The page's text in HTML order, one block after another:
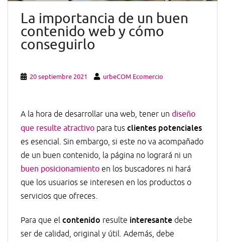
La importancia de un buen
contenido web y cómo
conseguirlo
20 septiembre 2021 urbeCOM Ecomercio
A la hora de desarrollar una web, tener un diseño
que resulte atractivo para tus clientes potenciales
es esencial. Sin embargo, si este no va acompañado
de un buen contenido, la página no logrará ni un
buen posicionamiento en los buscadores ni hará
que los usuarios se interesen en los productos o
servicios que ofreces.
Para que el contenido resulte interesante debe
ser de calidad, original y útil. Además, debe